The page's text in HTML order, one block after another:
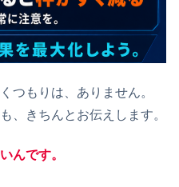
つもりは、ありません。
、きちんとお伝えします。
んです。